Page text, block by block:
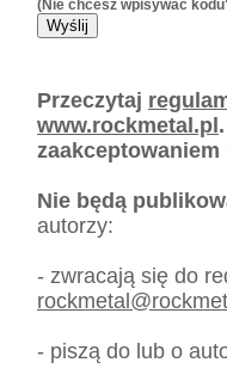
(Nie chcesz wpisywać
Przeczytaj
www.rockmetal.pl
Nie będą
autorzy:
- zwracają się do
rockmetal@
- piszą do lub o